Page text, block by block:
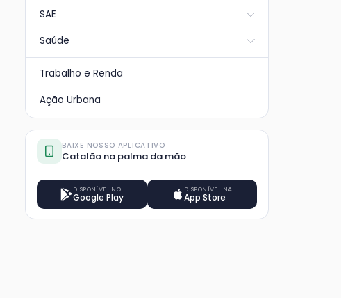
SAE
Saúde
Trabalho e Renda
Ação Urbana
BAIXE NOSSO APLICATIVO
Catalão na palma da mão
DISPONÍVEL NO
Google Play
DISPONÍVEL NA
App Store